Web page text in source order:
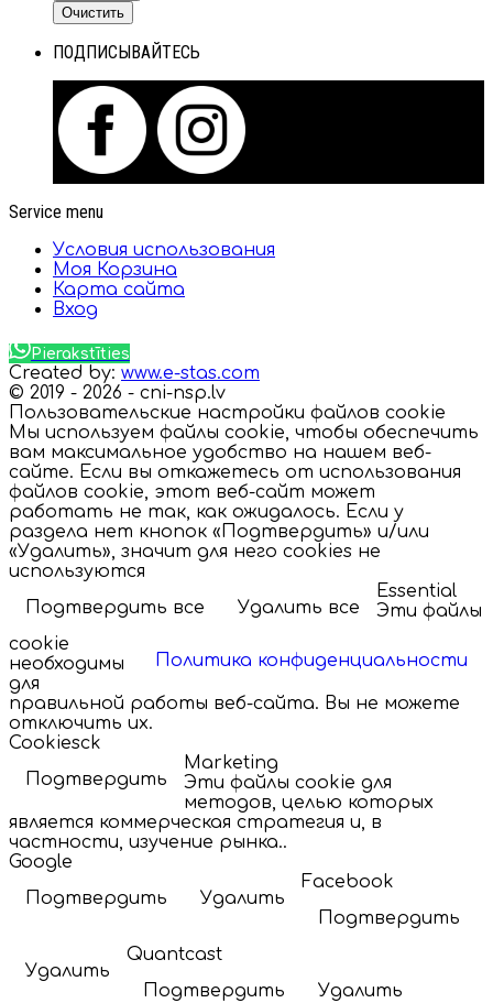
Очистить
ПОДПИСЫВАЙТЕСЬ
Service menu
Условия использования
Моя Корзина
Карта сайта
Вход
Pierakstīties
Created by: www.e-stas.com
© 2019 - 2026 - cni-nsp.lv
Пользовательские настройки файлов cookie
Мы используем файлы cookie, чтобы обеспечить
вам максимальное удобство на нашем веб-
сайте. Если вы откажетесь от использования
файлов cookie, этот веб-сайт может
работать не так, как ожидалось. Если у
раздела нет кнопок «Подтвердить» и/или
«Удалить», значит для него cookies не
используются
Подтвердить все
Удалить все
Политика конфиденциальности
Essential
Эти файлы
cookie
необходимы
для
правильной работы веб-сайта. Вы не можете
отключить их.
Cookiesck
Подтвердить
Marketing
Эти файлы cookie для
методов, целью которых
является коммерческая стратегия и, в
частности, изучение рынка..
Google
Подтвердить
Удалить
Facebook
Подтвердить
Удалить
Quantcast
Подтвердить
Удалить